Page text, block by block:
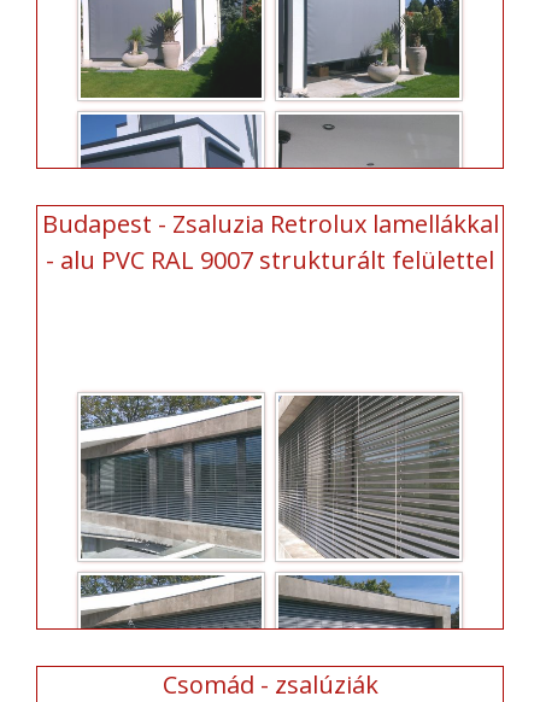
Budapest - Zsaluzia Retrolux lamellákkal
- alu PVC RAL 9007 strukturált felülettel
Csomád - zsalúziák